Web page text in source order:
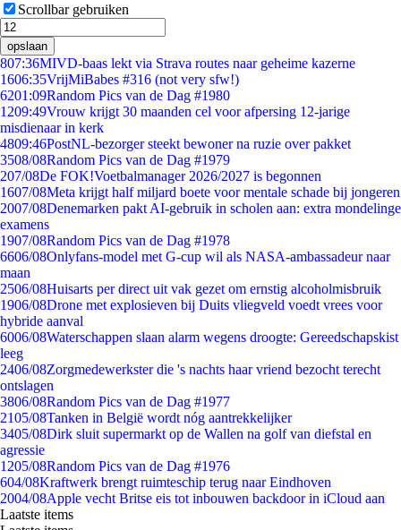
Scrollbar gebruiken
opslaan
807:36MIVD-baas lekt via Strava routes naar geheime kazerne
1606:35VrijMiBabes #316 (not very sfw!)
6201:09Random Pics van de Dag #1980
1209:49Vrouw krijgt 30 maanden cel voor afpersing 12-jarige
misdienaar in kerk
4809:46PostNL-bezorger steekt bewoner na ruzie over pakket
3508/08Random Pics van de Dag #1979
207/08De FOK!Voetbalmanager 2026/2027 is begonnen
1607/08Meta krijgt half miljard boete voor mentale schade bij jongeren
2007/08Denemarken pakt AI-gebruik in scholen aan: extra mondelinge
examens
1907/08Random Pics van de Dag #1978
6606/08Onlyfans-model met G-cup wil als NASA-ambassadeur naar
maan
2506/08Huisarts per direct uit vak gezet om ernstig alcoholmisbruik
1906/08Drone met explosieven bij Duits vliegveld voedt vrees voor
hybride aanval
6006/08Waterschappen slaan alarm wegens droogte: Gereedschapskist
leeg
2406/08Zorgmedewerkster die 's nachts haar vriend bezocht terecht
ontslagen
3806/08Random Pics van de Dag #1977
2105/08Tanken in België wordt nóg aantrekkelijker
3405/08Dirk sluit supermarkt op de Wallen na golf van diefstal en
agressie
1205/08Random Pics van de Dag #1976
604/08Kraftwerk brengt ruimteschip terug naar Eindhoven
2004/08Apple vecht Britse eis tot inbouwen backdoor in iCloud aan
Laatste items